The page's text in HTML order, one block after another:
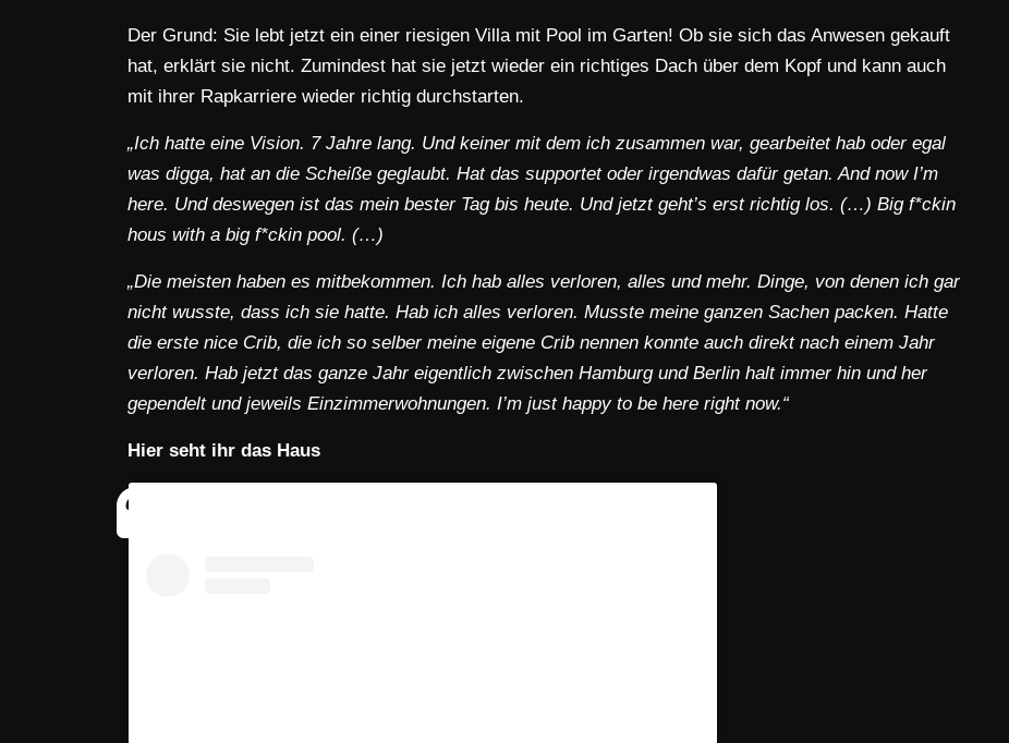
Der Grund: Sie lebt jetzt ein einer riesigen Villa mit Pool im Garten! Ob sie sich das Anwesen gekauft
hat, erklärt sie nicht. Zumindest hat sie jetzt wieder ein richtiges Dach über dem Kopf und kann auch
mit ihrer Rapkarriere wieder richtig durchstarten.
„Ich hatte eine Vision. 7 Jahre lang. Und keiner mit dem ich zusammen war, gearbeitet hab oder egal
was digga, hat an die Scheiße geglaubt. Hat das supportet oder irgendwas dafür getan. And now I’m
here. Und deswegen ist das mein bester Tag bis heute. Und jetzt geht’s erst richtig los. (…) Big f*ckin
hous with a big f*ckin pool. (…)
„Die meisten haben es mitbekommen. Ich hab alles verloren, alles und mehr. Dinge, von denen ich gar
nicht wusste, dass ich sie hatte. Hab ich alles verloren. Musste meine ganzen Sachen packen. Hatte
die erste nice Crib, die ich so selber meine eigene Crib nennen konnte auch direkt nach einem Jahr
verloren. Hab jetzt das ganze Jahr eigentlich zwischen Hamburg und Berlin halt immer hin und her
gependelt und jeweils Einzimmerwohnungen. I’m just happy to be here right now.“
Hier seht ihr das Haus